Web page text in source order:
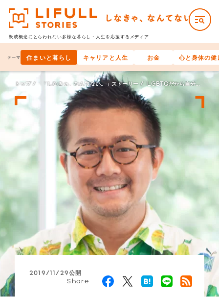
既成概念にとらわれない多様な暮らし・人生を応援するメディア
テーマ 住まいと暮らし キャリアと人生 お金 心と身体の健
トップ 「しなきゃ、なんてない。」ストーリー LGBTQだから自分らしく生きられない、なんてない
2019/11/29公開
Share